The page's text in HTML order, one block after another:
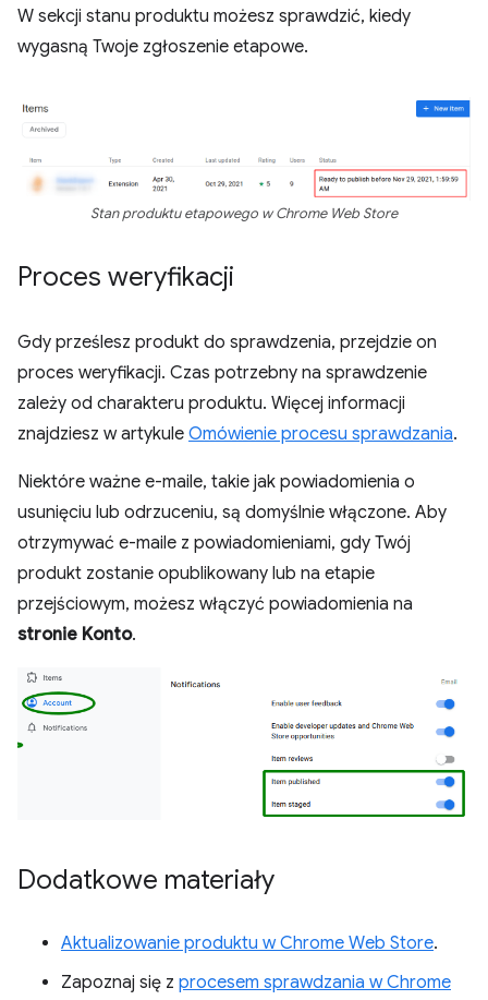
W sekcji stanu produktu możesz sprawdzić, kiedy
wygasną Twoje zgłoszenie etapowe.
Stan produktu etapowego w Chrome Web Store
Proces weryfikacji
Gdy prześlesz produkt do sprawdzenia, przejdzie on
proces weryfikacji. Czas potrzebny na sprawdzenie
zależy od charakteru produktu. Więcej informacji
znajdziesz w artykule Omówienie procesu sprawdzania.
Niektóre ważne e-maile, takie jak powiadomienia o
usunięciu lub odrzuceniu, są domyślnie włączone. Aby
otrzymywać e-maile z powiadomieniami, gdy Twój
produkt zostanie opublikowany lub na etapie
przejściowym, możesz włączyć powiadomienia na
stronie Konto.
Dodatkowe materiały
Aktualizowanie produktu w Chrome Web Store.
Zapoznaj się z procesem sprawdzania w Chrome